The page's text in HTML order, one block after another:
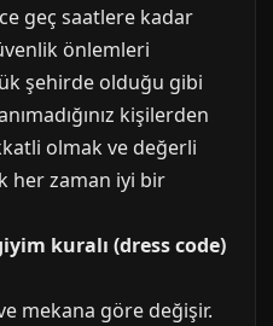
geç saatlere kadar
önlemleri
şehirde olduğu gibi
kişilerden
olmak ve değerli
her zaman iyi bir
kuralı (dress code)
mekana göre değişir.